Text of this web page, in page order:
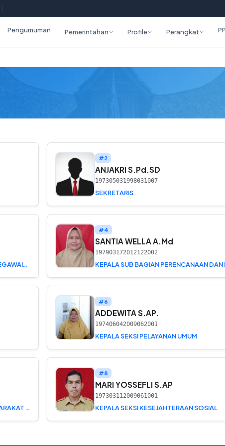
Pengumuman Pemerintahan Profile Perangkat
#2
ANJAKRI S.Pd.SD
197305031998031007
SEKRETARIS
KEPALA SUB BAGIAN UMUM DAN KEPEGAWAIAN
#4
SANTIA WELLA A.Md
197903172012122002
#6
ADDEWITA S.AP.
197406042009062001
KEPALA SEKSI PELAYANAN UMUM
KEPALA SEKSI PEMBERDAYAAN MASYARAKAT DAN DESA
#8
MARI YOSSEFLI S.AP
197303112009061001
KEPALA SEKSI KESEJAHTERAAN SOSIAL